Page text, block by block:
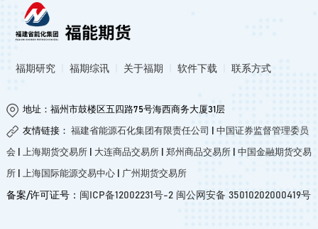
福期研究 福期综讯 关于福期 软件下载 联系方式
地址：福州市鼓楼区五四路75号海西商务大厦31层
友情链接： 福建省能源石化集团有限责任公司 中国证券监督管理委员
会 上海期货交易所| 大连商品交易所| 郑州商品交易所| 中国金融期货交易
所| 上海国际能源交易中心| 广州期货交易所
备案/许可证号： 闽ICP备12002231号-2 闽公网安备 35010202000419号